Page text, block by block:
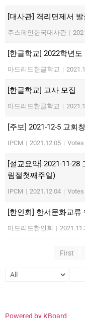
[대사관] 격리면제서
주스페인한국대사관 |
[한글학교] 2022학년도
마드리드한글학교 |
[한글학교] 교사 모집
마드리드한글학교 |
[주보] 2021-12-5 교회
IPCM | 2021.12.05 | Votes
[설교요약] 2021-11-
림절첫째주일)
IPCM | 2021.12.04 | Votes
[한인회] 한서문화교류
마드리드한인회 |
First
Powered by KBoard